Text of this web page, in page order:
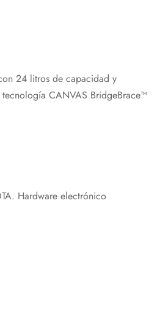
24 litros de capacidad y
CANVAS BridgeBrace™
Hardware electrónico